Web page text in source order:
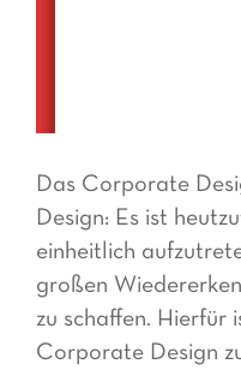
Das Corporate
Design: Es ist
einheitlich
großen
zu schaffen. Hierfür
Corporate Design